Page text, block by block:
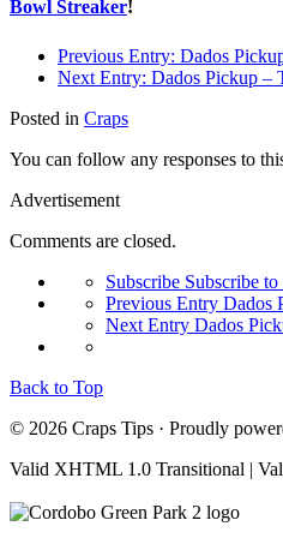
Bowl Streaker!
Previous Entry: Dados
Next Entry: Dados Pickup –
Posted in Craps
You can follow any responses to
Advertisement
Comments are closed.
Subscribe Subscribe
Previous Entry Dados
Next Entry Dados
Back to Top
© 2026 Craps Tips · Proudly
Valid XHTML 1.0 Transitional |